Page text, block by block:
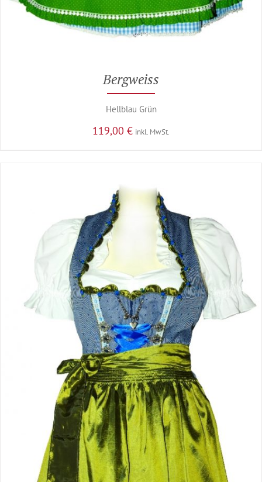
Bergweiss
Hellblau Grün
119,00 € inkl. MwSt.